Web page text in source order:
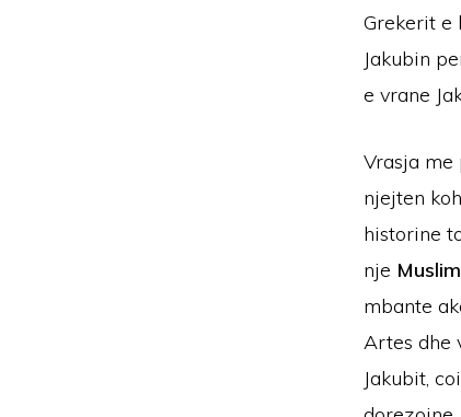
Grekerit e
Jakubin
e vrane
Vrasja me
njejten
historine
nje
mbante
Artes dhe
Jakubit,